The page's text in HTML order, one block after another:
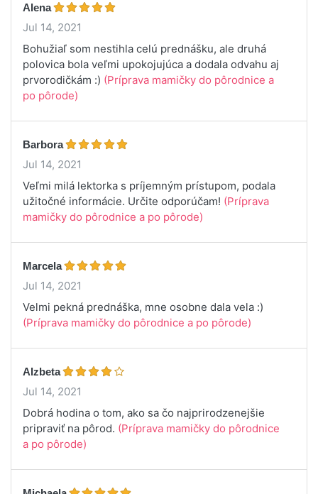
Alena
Jul 14, 2021
Bohužiaľ som nestihla celú prednášku, ale druhá
polovica bola veľmi upokojujúca a dodala odvahu aj
prvorodičkám :) (Príprava mamičky do pôrodnice a
po pôrode)
Barbora
Jul 14, 2021
Veľmi milá lektorka s príjemným prístupom, podala
užitočné informácie. Určite odporúčam! (Príprava
mamičky do pôrodnice a po pôrode)
Marcela
Jul 14, 2021
Velmi pekná prednáška, mne osobne dala vela :)
(Príprava mamičky do pôrodnice a po pôrode)
Alzbeta
Jul 14, 2021
Dobrá hodina o tom, ako sa čo najprirodzenejšie
pripraviť na pôrod. (Príprava mamičky do pôrodnice
a po pôrode)